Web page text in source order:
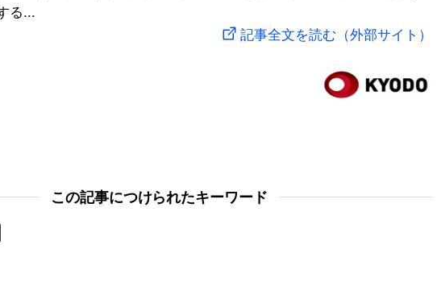
る...
記事全文を読む（外部サイト）
この記事につけられたキーワード